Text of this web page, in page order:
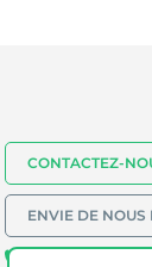
CONTACTEZ-
ENVIE DE NOUS